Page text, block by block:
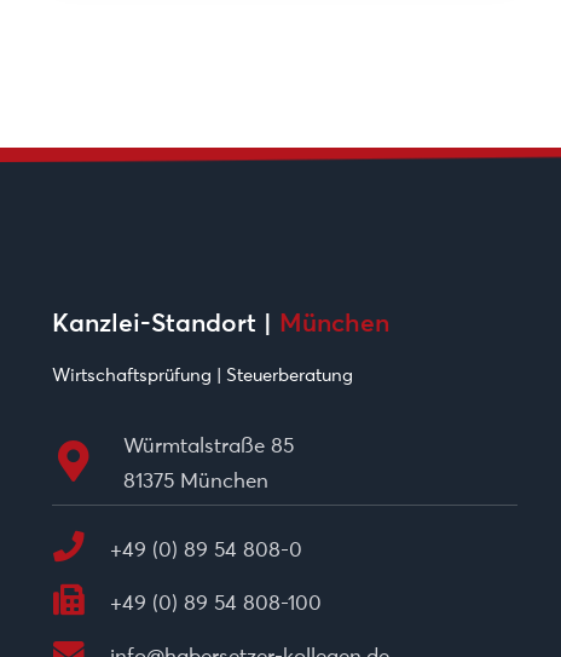
Kanzlei-Standort | München
Wirtschaftsprüfung | Steuerberatung
Würmtalstraße 85
81375 München
+49 (0) 89 54 808-0
+49 (0) 89 54 808-100